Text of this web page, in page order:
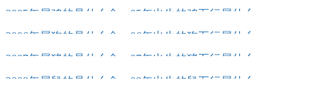
2005年属鸡的是什么命，05年出生的鸡五行属什么
2006年属狗的是什么命，06年出生的狗五行属什么
2007年属猪的是什么命，07年出生的猪五行属什么
2008年属鼠的是什么命，08年出生的鼠五行属什么